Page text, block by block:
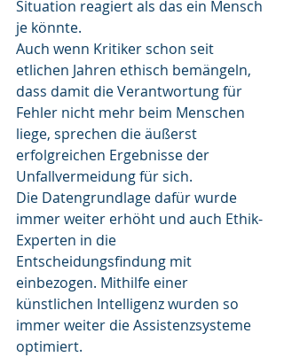
Situation reagiert als das ein Mensch
je könnte.
Auch wenn Kritiker schon seit
etlichen Jahren ethisch bemängeln,
dass damit die Verantwortung für
Fehler nicht mehr beim Menschen
liege, sprechen die äußerst
erfolgreichen Ergebnisse der
Unfallvermeidung für sich.
Die Datengrundlage dafür wurde
immer weiter erhöht und auch Ethik-
Experten in die
Entscheidungsfindung mit
einbezogen. Mithilfe einer
künstlichen Intelligenz wurden so
immer weiter die Assistenzsysteme
optimiert.